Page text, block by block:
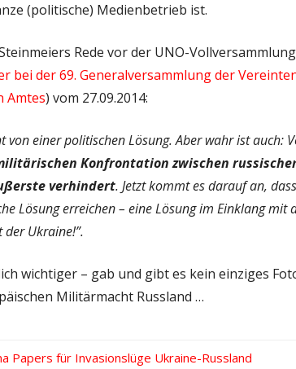
(politische) Medienbetrieb ist.
Rede vor der UNO-Vollversammlung
bei der 69. Generalversammlung der
Amtes) vom 27.09.2014:
einer politischen Lösung. Aber wahr ist auch:
Konfrontation zwischen
verhindert. Jetzt kommt es darauf an, dass
Lösung erreichen – eine Lösung im Einklang mit
Ukraine!”.
wichtiger – gab und gibt es kein einziges
Militärmacht Russland …
Papers für Invasionslüge Ukraine-Russland